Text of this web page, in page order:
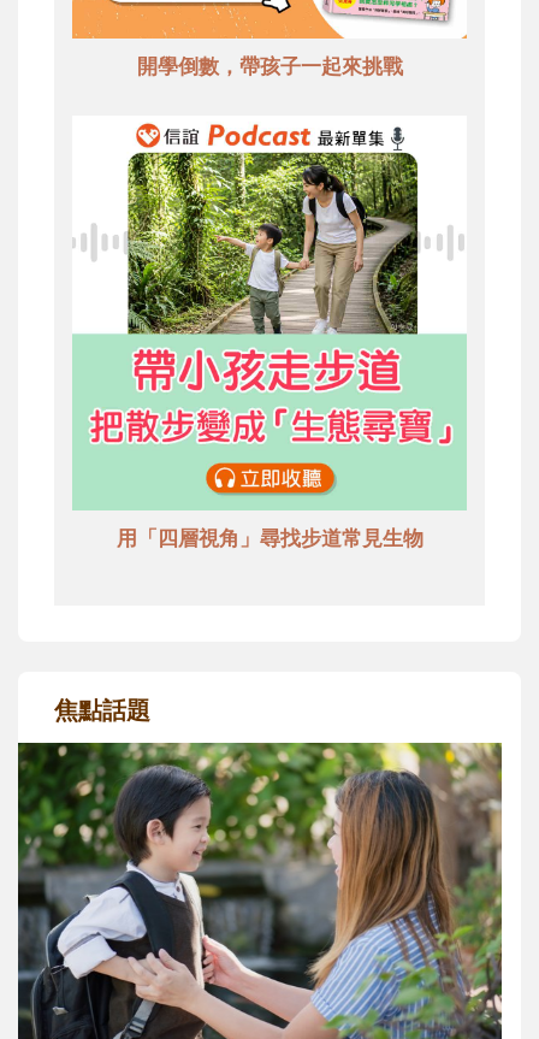
開學倒數，帶孩子一起來挑戰
用「四層視角」尋找步道常見生物
焦點話題